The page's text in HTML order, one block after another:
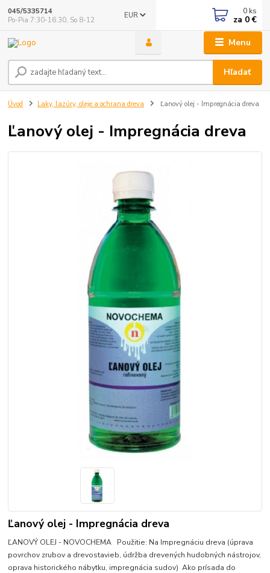
Menu
EUR
Hľadať
045/5335714
Po-Pia 7:30-16.30, So 8-12
0 ks
za 0 €
Úvod Laky, lazúry, oleje a ochrana dreva Ľanový olej - Impregnácia dreva
Ľanový olej - Impregnácia dreva
Ľanový olej - Impregnácia dreva
ĽANOVÝ OLEJ - NOVOCHEMA Použitie: Na Impregnáciu dreva (úprava
povrchov zrubov a drevostavieb, údržba drevených hudobných nástrojov,
oprava historického nábytku, impregnácia sudov) Ako prísada do